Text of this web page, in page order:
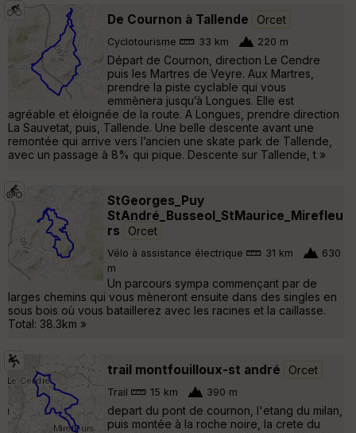
De Cournon à Tallende Orcet
Cyclotourisme 33 km 220 m
Départ de Cournon, direction Le Cendre
puis les Martres de Veyre. Aux Martres,
prendre la piste cyclable qui vous
emmènera jusqu’à Longues. Elle est
agréable et éloignée de la route. A Longues, prendre direction
La Sauvetat, puis, Tallende. Une belle descente avant une
remontée qui arrive vers l’ancien une skate park de Tallende,
avec un passage à 8% qui pique. Descente sur Tallende, t »
StGeorges_Puy
StAndré_Busseol_StMaurice_Mirefleu
rs
Orcet
Vélo à assistance électrique 31 km
630
m
Un parcours sympa commençant par de
larges chemins qui vous mèneront ensuite dans des singles en
sous bois où vous bataillerez avec les racines et la caillasse.
Total: 38.3km »
trail montfouilloux-st andré Orcet
Trail 15 km 390 m
depart du pont de cournon, l'etang du milan,
puis montée à la roche noire, la crete du